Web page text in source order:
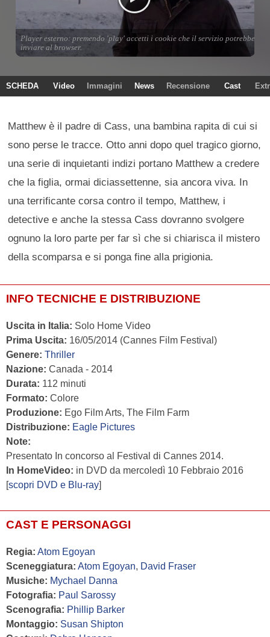
SCHEDA Video Immagini News Recensione Cast
Matthew è il padre di Cass, una bambina rapita di cui si
sono perse le tracce. Otto anni dopo quel tragico giorno,
una serie di inquietanti indizi portano Matthew a credere
che la figlia, ormai diciassettenne, sia ancora viva. In
una terrificante corsa contro il tempo, Matthew, i
detective e anche la stessa Cass dovranno svolgere
ognuno la loro parte per far sì che si chiarisca il mistero
della scomparsa e si ponga fine alla prigionia.
INFO TECNICHE E DISTRIBUZIONE
Uscita in Italia: Solo Home Video
Prima Uscita: 16/05/2014 (Cannes Film Festival)
Genere: Thriller
Nazione: Canada - 2014
Durata: 112 minuti
Formato: Colore
Produzione: Ego Film Arts, The Film Farm
Distribuzione: Eagle Pictures
Note:
Presentato In concorso al Festival di Cannes 2014.
In HomeVideo: in DVD da mercoledì 10 Febbraio 2016
[scopri DVD e Blu-ray]
CAST E PERSONAGGI
Regia: Atom Egoyan
Sceneggiatura: Atom Egoyan, David Fraser
Musiche: Mychael Danna
Fotografia: Paul Sarossy
Scenografia: Phillip Barker
Montaggio: Susan Shipton